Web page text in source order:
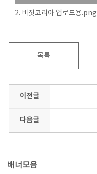
2. 비짓코리아 업로드용.png
목록
이전글
다음글
배너모음